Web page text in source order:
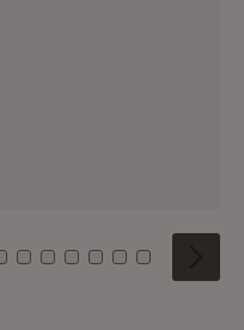
4 5 6
Kachel: 7
Zu Kachel: 8
Zu Kachel: 9
Zu Kachel: 10
Zu Kachel: 11
Zu Kachel: 12
Zu Kachel:
Zu